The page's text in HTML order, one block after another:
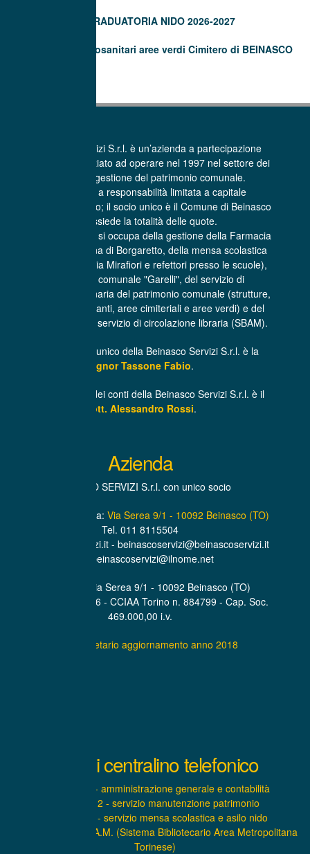
GRADUATORIA NIDO 2026-2027
Trattamenti fitosanitari aree verdi Cimitero di BEINASCO
La Beinasco Servizi S.r.l. è un’azienda a partecipazione
pubblica che ha iniziato ad operare nel 1997 nel settore dei
Servizi per la gestione del patrimonio comunale.
E’ una società a responsabilità limitata a capitale
interamente pubblico; il socio unico è il Comune di Beinasco
che possiede la totalità delle quote.
La Beinasco Servizi si occupa della gestione della Farmacia
comunale Sant’Anna di Borgaretto, della mensa scolastica
(centro cottura di via Mirafiori e refettori presso le scuole),
dell'asilo nido comunale "Garelli", del servizio di
manutenzione ordinaria del patrimonio comunale (strutture,
infrastrutture, impianti, aree cimiteriali e aree verdi) e del
trasporto libri per il servizio di circolazione libraria (SBAM).
L’Amministratore unico della Beinasco Servizi S.r.l. è la
Signor Tassone Fabio.
Il Revisore unico dei conti della Beinasco Servizi S.r.l. è il
Dott. Alessandro Rossi.
Azienda
BEINASCO SERVIZI S.r.l. con unico socio
Sede Amministrativa: Via Serea 9/1 - 10092 Beinasco (TO)
Tel. 011 8115504
www.beinascoservizi.it - beinascoservizi@beinascoservizi.it
PEC. beinascoservizi@ilnome.net
Sede Legale Via Serea 9/1 - 10092 Beinasco (TO)
P.IVA. 07319600016 - CCIAA Torino n. 884799 - Cap. Soc.
469.000,00 i.v.
Statuto societario aggiornamento anno 2018
Interni centralino telefonico
INTERNO 1 - amministrazione generale e contabilità
INTERNO 2 - servizio manutenzione patrimonio
INTERNO 3 - servizio mensa scolastica e asilo nido
INTERNO 4 – S.B.A.M. (Sistema Bibliotecario Area Metropolitana
Torinese)